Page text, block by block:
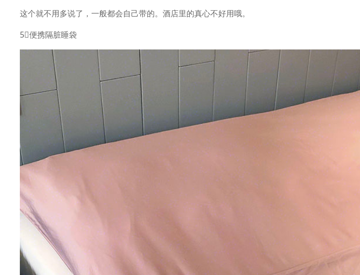
这个就不用多说了，一般都会自己带的。酒店里的真心不好用哦。
5⃣️便携隔脏睡袋